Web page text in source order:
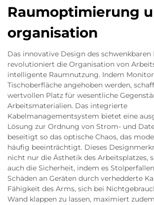
Raumoptimierung
organisation
Das innovative Design des
revolutioniert die Organisation von
intelligente Raumnutzung. Indem
Tischoberfläche angehoben werden,
wertvollen Platz für wesentliche
Arbeitsmaterialien. Das integrierte
Kabelmanagementsystem bietet eine
Lösung zur Ordnung von Strom- und
beseitigt so das optische Chaos, das
häufig beeinträchtigt. Dieses
nicht nur die Ästhetik des Arbeitsplatzes,
auch die Sicherheit, indem es
Schäden an Geräten durch verhedderte
Fähigkeit des Arms, sich bei
Wand klappen zu lassen, maximiert